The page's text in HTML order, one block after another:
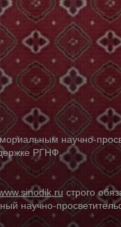
научно-
РГНФ.
строго
научно-